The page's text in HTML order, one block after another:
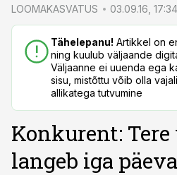
LOOMAKASVATUS 03.09.16, 17:34
Tähelepanu! Artikkel on
ning kuulub väljaande
Väljaanne ei uuenda ega
sisu, mistõttu võib olla
allikatega tutvumine
Konkurent:
langeb iga